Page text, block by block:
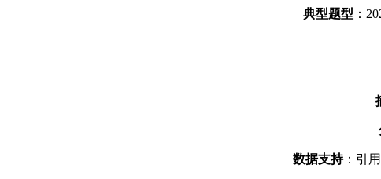
典型题型 ：
数据支持：引